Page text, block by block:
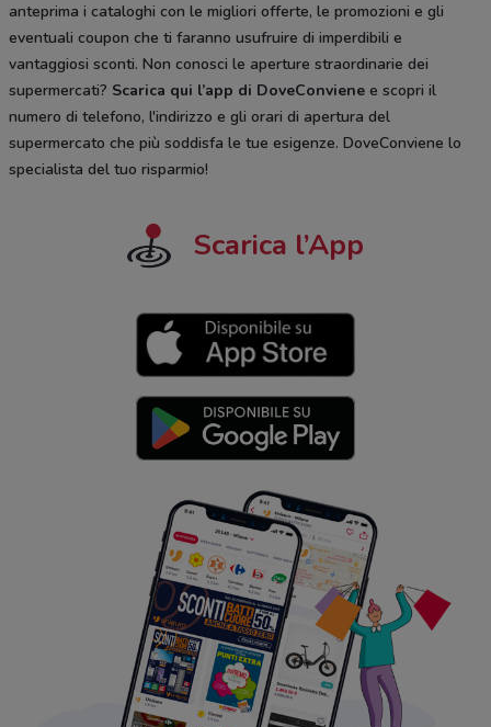
anteprima i cataloghi con le migliori offerte, le promozioni e gli
eventuali coupon che ti faranno usufruire di imperdibili e
vantaggiosi sconti. Non conosci le aperture straordinarie dei
supermercati? Scarica qui l’app di DoveConviene e scopri il
numero di telefono, l'indirizzo e gli orari di apertura del
supermercato che più soddisfa le tue esigenze. DoveConviene lo
specialista del tuo risparmio!
Scarica l’App